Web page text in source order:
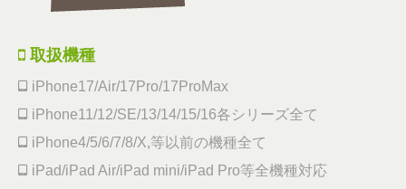
取扱機種
iPhone17/Air/17Pro/17ProMax
iPhone11/12/SE/13/14/15/16各シリーズ全て
iPhone4/5/6/7/8/X,等以前の機種全て
iPad/iPad Air/iPad mini/iPad Pro等全機種対応